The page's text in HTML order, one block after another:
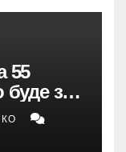
55
буде з
The